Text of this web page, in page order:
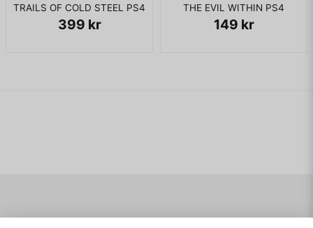
TRAILS OF COLD STEEL PS4
399 kr
THE EVIL WITHIN PS4
149 kr